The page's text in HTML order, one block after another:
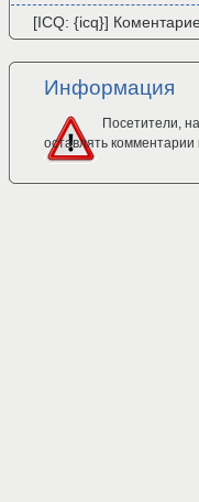
[ICQ: {icq}]
Информация
Посетители,
оставлять комментарии